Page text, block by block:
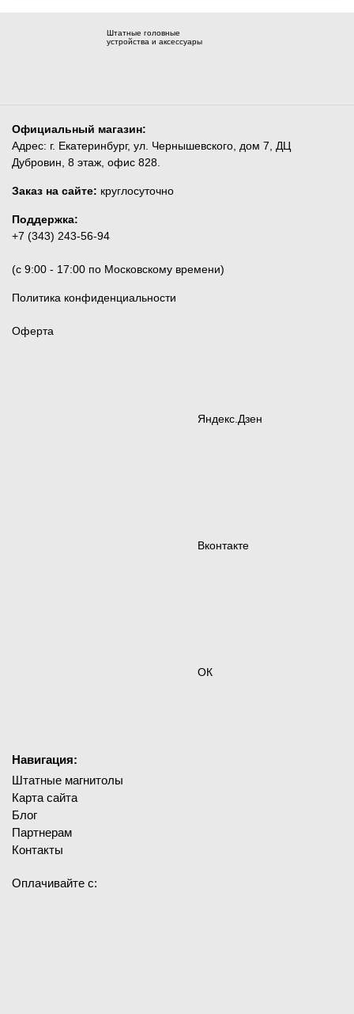
Штатные головные
устройства и аксессуары
Официальный магазин:
Адрес: г. Екатеринбург, ул. Чернышевского, дом 7, ДЦ
Дубровин, 8 этаж, офис 828.
Заказ на сайте: круглосуточно
Поддержка:
+7 (343) 243-56-94
(c 9:00 - 17:00 по Московскому времени)
Политика конфиденциальности
Оферта
Яндекс.Дзен
Вконтакте
ОК
Навигация:
Штатные магнитолы
Карта сайта
Блог
Партнерам
Контакты
Оплачивайте с: